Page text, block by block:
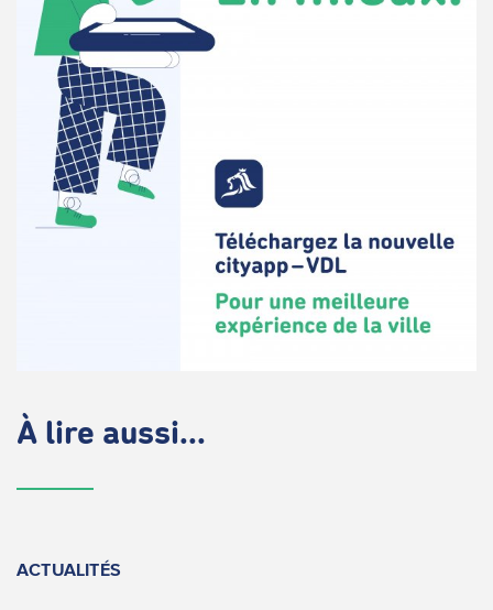
À lire aussi...
ACTUALITÉS